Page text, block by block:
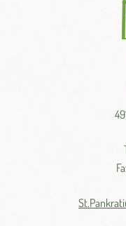
St.